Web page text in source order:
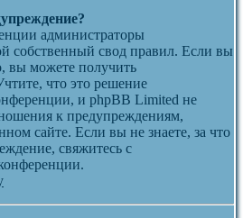
администраторы
собственный свод правил. Если вы
вы можете получить
что это решение
и phpBB Limited не
к предупреждениям,
сайте. Если вы не знаете, за что
свяжитесь с